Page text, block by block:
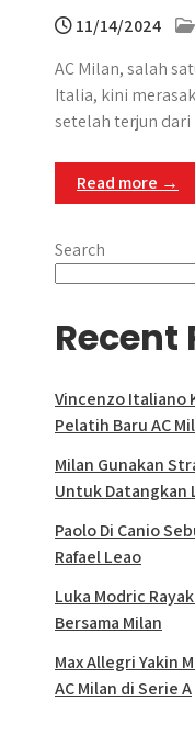
11/14/2024
AC Milan, salah
Italia, kini
setelah terjun
Read more →
Search
Recent
Vincenzo Italiano
Pelatih Baru AC
Milan Gunakan
Untuk Datangkan
Paolo Di Canio
Rafael Leao
Luka Modric
Bersama Milan
Max Allegri Yakin
AC Milan di Serie A